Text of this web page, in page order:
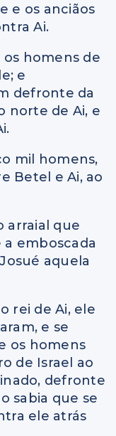
e os anciãos
Ai.
os homens de
e
defronte da
norte de Ai, e
mil homens,
Betel e Ai, ao
arraial que
emboscada
aquela
rei de Ai, ele
e se
os homens
de Israel ao
defronte
sabia que se
ele atrás